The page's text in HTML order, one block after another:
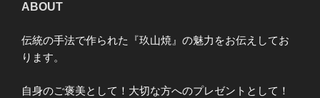
ABOUT
伝統の手法で作られた『玖山焼』の魅力をお伝えしてお
ります。
自身のご褒美として！大切な方へのプレゼントとして！